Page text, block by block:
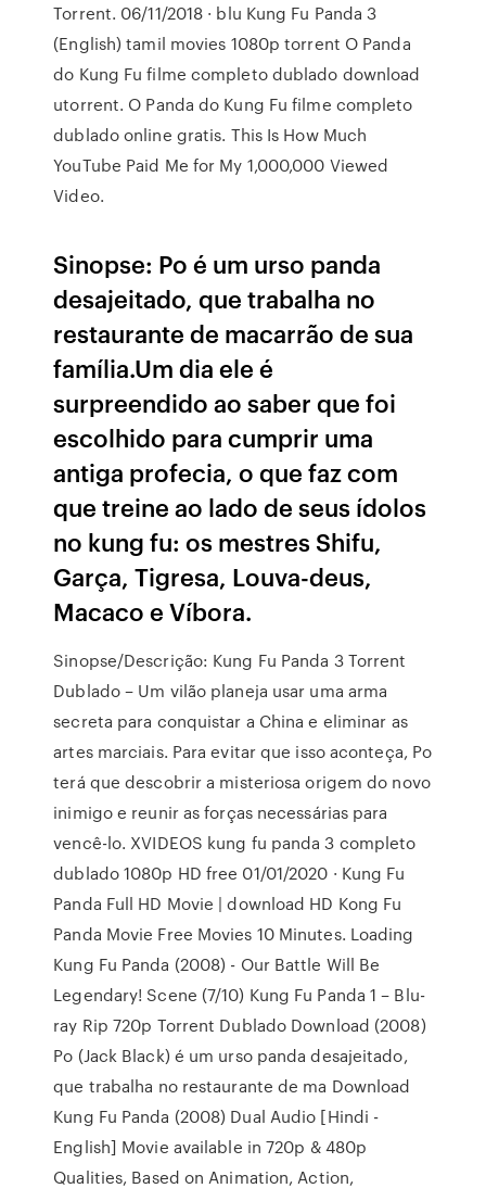
Torrent. 06/11/2018 · blu Kung Fu Panda 3
(English) tamil movies 1080p torrent O Panda
do Kung Fu filme completo dublado download
utorrent. O Panda do Kung Fu filme completo
dublado online gratis. This Is How Much
YouTube Paid Me for My 1,000,000 Viewed
Video.
Sinopse: Po é um urso panda
desajeitado, que trabalha no
restaurante de macarrão de sua
família.Um dia ele é
surpreendido ao saber que foi
escolhido para cumprir uma
antiga profecia, o que faz com
que treine ao lado de seus ídolos
no kung fu: os mestres Shifu,
Garça, Tigresa, Louva-deus,
Macaco e Víbora.
Sinopse/Descrição: Kung Fu Panda 3 Torrent
Dublado – Um vilão planeja usar uma arma
secreta para conquistar a China e eliminar as
artes marciais. Para evitar que isso aconteça, Po
terá que descobrir a misteriosa origem do novo
inimigo e reunir as forças necessárias para
vencê-lo. XVIDEOS kung fu panda 3 completo
dublado 1080p HD free 01/01/2020 · Kung Fu
Panda Full HD Movie | download HD Kong Fu
Panda Movie Free Movies 10 Minutes. Loading
Kung Fu Panda (2008) - Our Battle Will Be
Legendary! Scene (7/10) Kung Fu Panda 1 – Blu-
ray Rip 720p Torrent Dublado Download (2008)
Po (Jack Black) é um urso panda desajeitado,
que trabalha no restaurante de ma Download
Kung Fu Panda (2008) Dual Audio [Hindi -
English] Movie available in 720p & 480p
Qualities, Based on Animation, Action,